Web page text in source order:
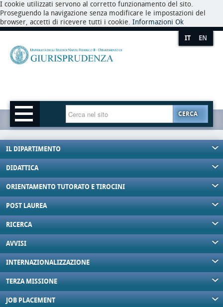
I cookie utilizzati servono al corretto funzionamento del sito.
Proseguendo la navigazione senza modificare le impostazioni del
browser, accetti di ricevere tutti i cookie. Informazioni Ok
IT EN
CERCA
IL DIPARTIMENTO
DIDATTICA
ORIENTAMENTO TUTORATO E TIROCINI
POST LAUREA
RICERCA
AVVISI
INTERNAZIONALIZZAZIONE
TERZA MISSIONE
JOB PLACEMENT